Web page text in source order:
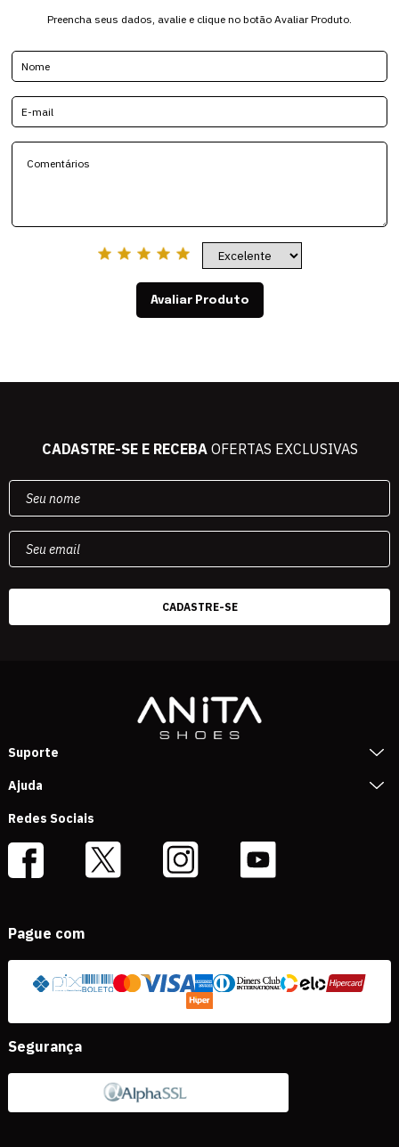
Preencha seus dados, avalie e clique no botão Avaliar Produto.
Avaliar Produto
CADASTRE-SE E RECEBAOFERTAS EXCLUSIVAS
Suporte
Ajuda
Redes Sociais
Pague com
Segurança